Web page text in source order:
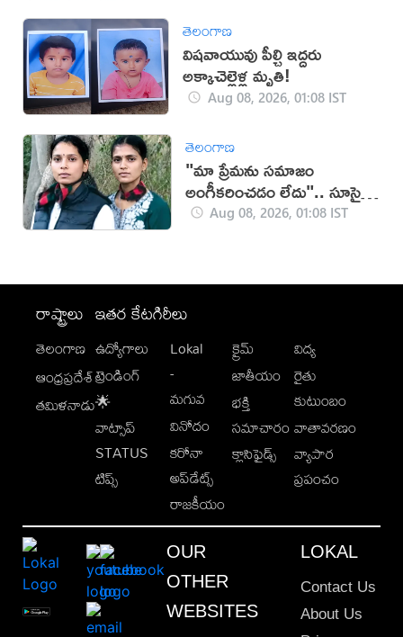
తెలంగాణ
విషవాయువు పీల్చి ఇద్దరు
అక్కాచెల్లెళ్ల మృతి!
Aug 08, 2026, 01:08 IST
తెలంగాణ
"మా ప్రేమను సమాజం
అంగీకరించడం లేదు".. సూసైడ్
చేసుకున్న ఇద్దరు యువతులు
Aug 08, 2026, 01:08 IST
రాష్ట్రాలు
తెలంగాణ
ఆంధ్రప్రదేశ్
తమిళనాడు
ఇతర కేటగిరీలు
ఉద్యోగాలు
ట్రెండింగ్
🌟
వాట్సాప్
STATUS
టిప్స్
Lokal
-
మగువ
వినోదం
కరోనా
అప్‌డేట్స్
రాజకీయం
క్రైమ్
జాతీయం
భక్తి
సమాచారం
క్లాసిఫైడ్స్
విద్య
రైతు
కుటుంబం
వాతావరణం
వ్యాపార
ప్రపంచం
OUR
OTHER
WEBSITES
LOKAL
Contact Us
About Us